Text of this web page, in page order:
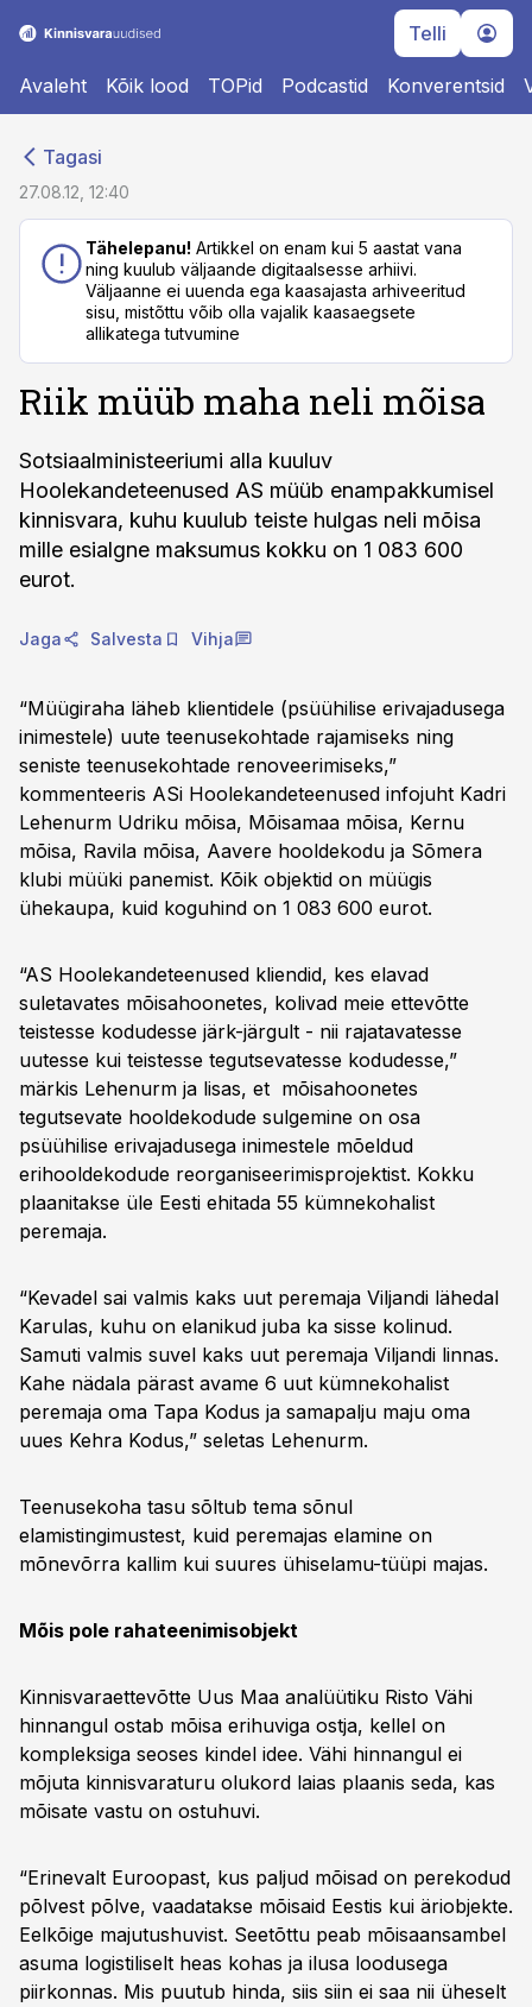
Telli
Avaleht Kõik lood TOPid Podcastid Konverentsid
Tagasi
27.08.12, 12:40
Tähelepanu! Artikkel on enam kui 5 aastat vana
ning kuulub väljaande digitaalsesse arhiivi.
Väljaanne ei uuenda ega kaasajasta arhiveeritud
sisu, mistõttu võib olla vajalik kaasaegsete
allikatega tutvumine
Riik müüb maha neli mõisa
Sotsiaalministeeriumi alla kuuluv
Hoolekandeteenused AS müüb enampakkumisel
kinnisvara, kuhu kuulub teiste hulgas neli mõisa
mille esialgne maksumus kokku on 1 083 600
eurot.
Jaga Salvesta Vihja
“Müügiraha läheb klientidele (psüühilise erivajadusega
inimestele) uute teenusekohtade rajamiseks ning
seniste teenusekohtade renoveerimiseks,”
kommenteeris ASi Hoolekandeteenused infojuht Kadri
Lehenurm Udriku mõisa, Mõisamaa mõisa, Kernu
mõisa, Ravila mõisa, Aavere hooldekodu ja Sõmera
klubi müüki panemist. Kõik objektid on müügis
ühekaupa, kuid koguhind on 1 083 600 eurot.
“AS Hoolekandeteenused kliendid, kes elavad
suletavates mõisahoonetes, kolivad meie ettevõtte
teistesse kodudesse järk-järgult - nii rajatavatesse
uutesse kui teistesse tegutsevatesse kodudesse,”
märkis Lehenurm ja lisas, et mõisahoonetes
tegutsevate hooldekodude sulgemine on osa
psüühilise erivajadusega inimestele mõeldud
erihooldekodude reorganiseerimisprojektist. Kokku
plaanitakse üle Eesti ehitada 55 kümnekohalist
peremaja.
“Kevadel sai valmis kaks uut peremaja Viljandi lähedal
Karulas, kuhu on elanikud juba ka sisse kolinud.
Samuti valmis suvel kaks uut peremaja Viljandi linnas.
Kahe nädala pärast avame 6 uut kümnekohalist
peremaja oma Tapa Kodus ja samapalju maju oma
uues Kehra Kodus,” seletas Lehenurm.
Teenusekoha tasu sõltub tema sõnul
elamistingimustest, kuid peremajas elamine on
mõnevõrra kallim kui suures ühiselamu-tüüpi majas.
Mõis pole rahateenimisobjekt
Kinnisvaraettevõtte Uus Maa analüütiku Risto Vähi
hinnangul ostab mõisa erihuviga ostja, kellel on
kompleksiga seoses kindel idee. Vähi hinnangul ei
mõjuta kinnisvaraturu olukord laias plaanis seda, kas
mõisate vastu on ostuhuvi.
“Erinevalt Euroopast, kus paljud mõisad on perekodud
põlvest põlve, vaadatakse mõisaid Eestis kui äriobjekte.
Eelkõige majutushuvist. Seetõttu peab mõisaansambel
asuma logistiliselt heas kohas ja ilusa loodusega
piirkonnas. Mis puutub hinda, siis siin ei saa nii üheselt